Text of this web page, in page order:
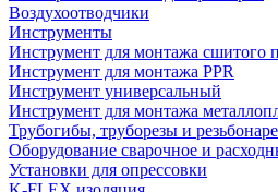
Воздухоотводчики
Инструменты
Инструмент для монтажа сшитого
Инструмент для монтажа PPR
Инструмент универсальный
Инструмент для монтажа
Трубогибы, труборезы и
Оборудование сварочное и
Установки для опрессовки